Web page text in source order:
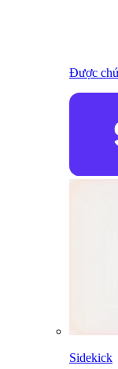
Được
Sidekick